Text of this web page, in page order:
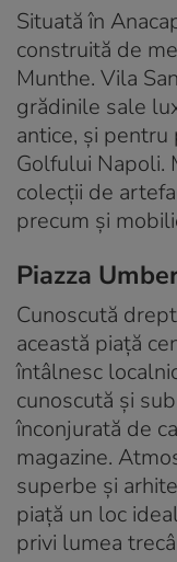
Situată în
construită de
Munthe. Vila
grădinile sale
antice, și
Golfului Napoli.
colecții de
precum și
Piazza
Cunoscută
această piață
întâlnesc
cunoscută și
înconjurată de
magazine.
superbe și
piață un loc
privi lumea